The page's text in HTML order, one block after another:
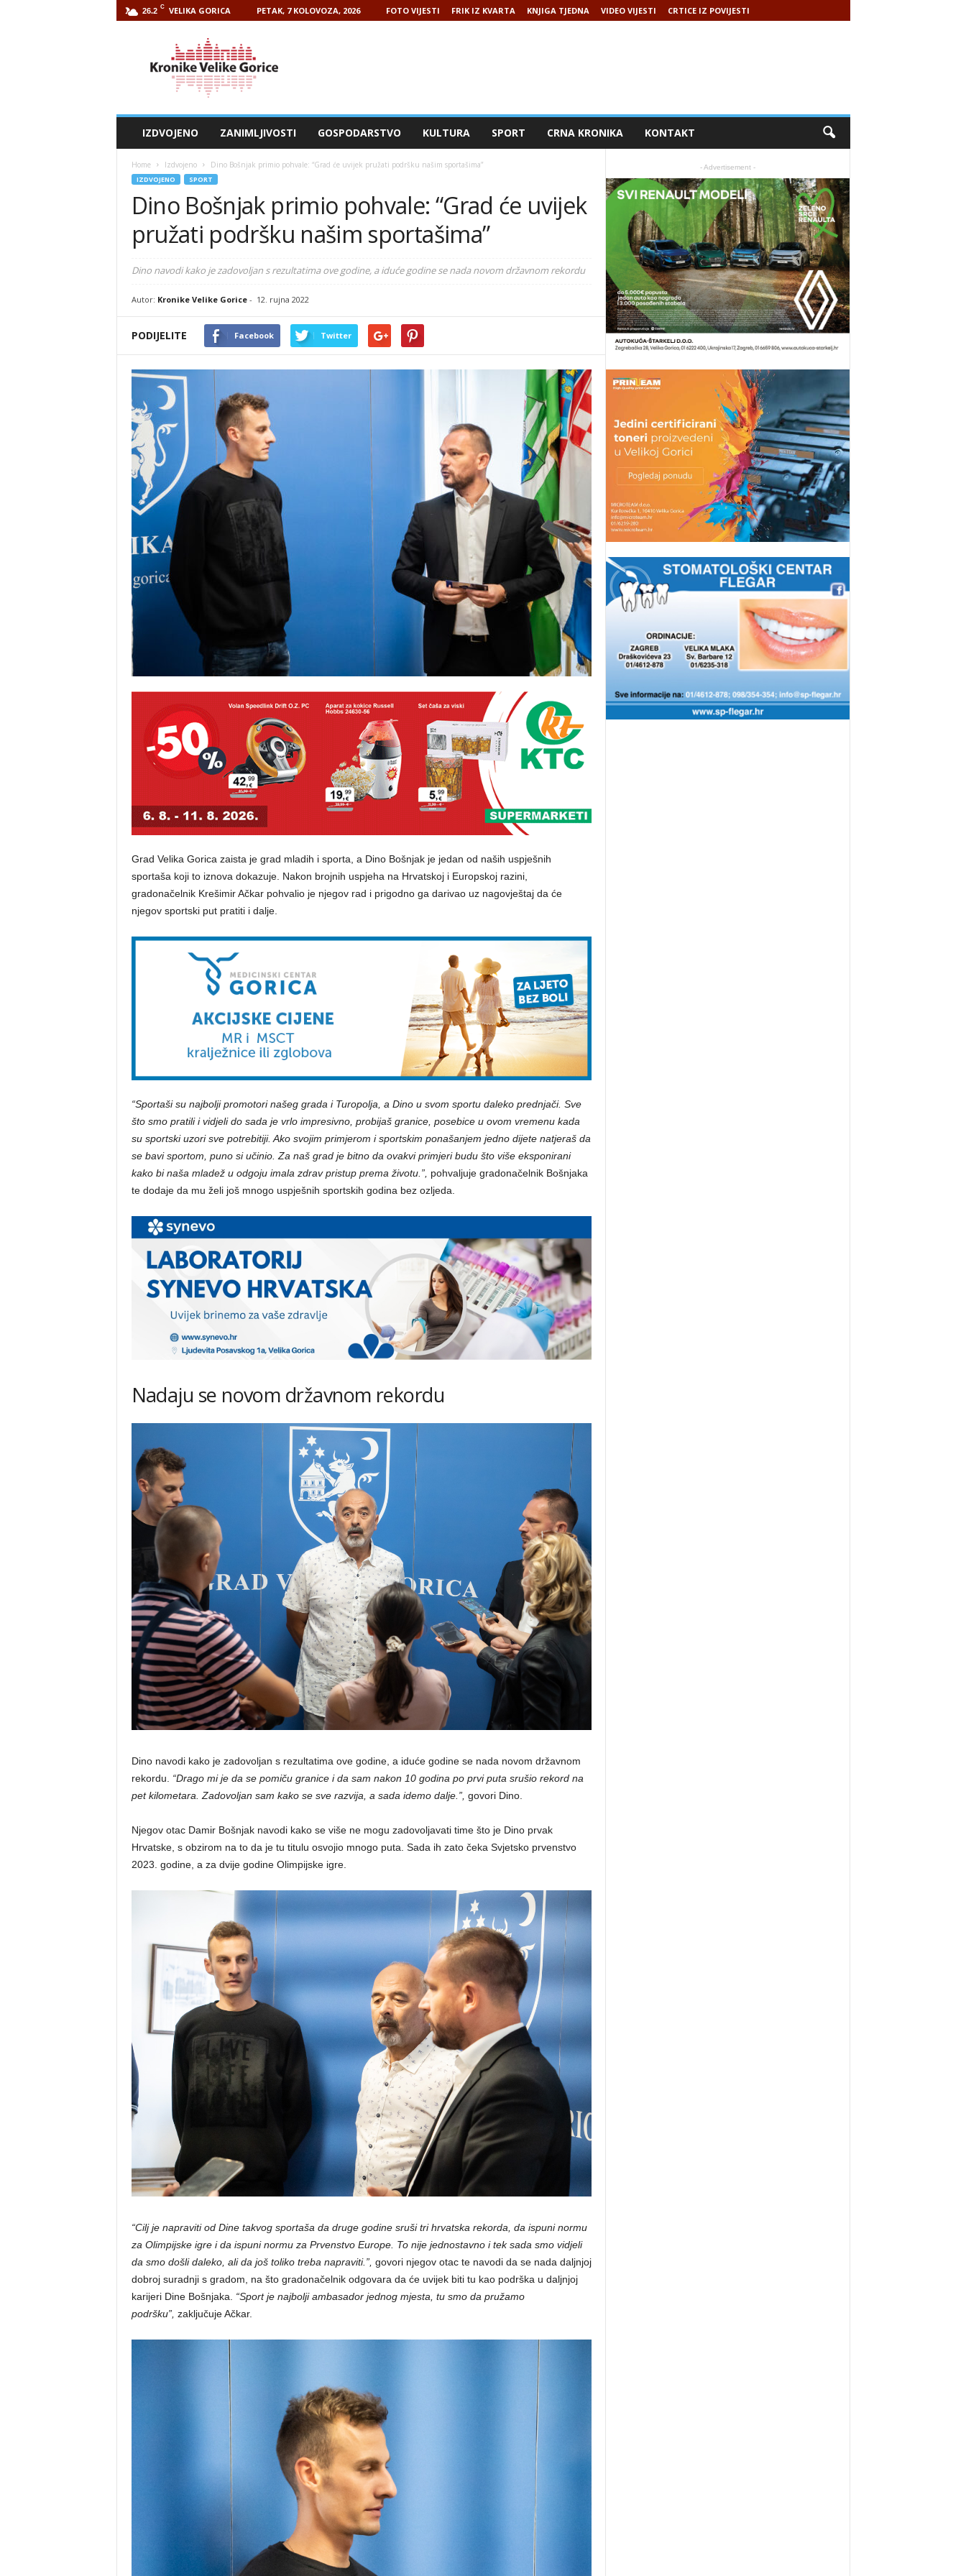
26.2 C VELIKA GORICA PETAK, 7 KOLOVOZA, 2026 FOTO VIJESTI FRIK IZ KVARTA KNJIGA TJEDNA VIDEO VIJESTI CRTICE IZ POVIJESTI
IZDVOJENO ZANIMLJIVOSTI GOSPODARSTVO KULTURA SPORT CRNA KRONIKA KONTAKT
Home Izdvojeno Dino Bošnjak primio pohvale: “Grad će uvijek pružati podršku našim sportašima”
IZDVOJENO SPORT
Dino Bošnjak primio pohvale: “Grad će uvijek
pružati podršku našim sportašima”
Dino navodi kako je zadovoljan s rezultatima ove godine, a iduće godine se nada novom državnom rekordu
Autor: Kronike Velike Gorice- 12. rujna 2022
PODIJELITE Facebook Twitter
Grad Velika Gorica zaista je grad mladih i sporta, a Dino Bošnjak je jedan od naših uspješnih
sportaša koji to iznova dokazuje. Nakon brojnih uspjeha na Hrvatskoj i Europskoj razini,
gradonačelnik Krešimir Ačkar pohvalio je njegov rad i prigodno ga darivao uz nagovještaj da će
njegov sportski put pratiti i dalje.
“Sportaši su najbolji promotori našeg grada i Turopolja, a Dino u svom sportu daleko prednjači. Sve
što smo pratili i vidjeli do sada je vrlo impresivno, probijaš granice, posebice u ovom vremenu kada
su sportski uzori sve potrebitiji. Ako svojim primjerom i sportskim ponašanjem jedno dijete natjeraš da
se bavi sportom, puno si učinio. Za naš grad je bitno da ovakvi primjeri budu što više eksponirani
kako bi naša mladež u odgoju imala zdrav pristup prema životu.”, pohvaljuje gradonačelnik Bošnjaka
te dodaje da mu želi još mnogo uspješnih sportskih godina bez ozljeda.
Nadaju se novom državnom rekordu
Dino navodi kako je zadovoljan s rezultatima ove godine, a iduće godine se nada novom državnom
rekordu. “Drago mi je da se pomiču granice i da sam nakon 10 godina po prvi puta srušio rekord na
pet kilometara. Zadovoljan sam kako se sve razvija, a sada idemo dalje.”, govori Dino.
Njegov otac Damir Bošnjak navodi kako se više ne mogu zadovoljavati time što je Dino prvak
Hrvatske, s obzirom na to da je tu titulu osvojio mnogo puta. Sada ih zato čeka Svjetsko prvenstvo
2023. godine, a za dvije godine Olimpijske igre.
“Cilj je napraviti od Dine takvog sportaša da druge godine sruši tri hrvatska rekorda, da ispuni normu
za Olimpijske igre i da ispuni normu za Prvenstvo Europe. To nije jednostavno i tek sada smo vidjeli
da smo došli daleko, ali da još toliko treba napraviti.”, govori njegov otac te navodi da se nada daljnjoj
dobroj suradnji s gradom, na što gradonačelnik odgovara da će uvijek biti tu kao podrška u daljnjoj
karijeri Dine Bošnjaka. “Sport je najbolji ambasador jednog mjesta, tu smo da pružamo
podršku”, zaključuje Ačkar.
- Advertisement -